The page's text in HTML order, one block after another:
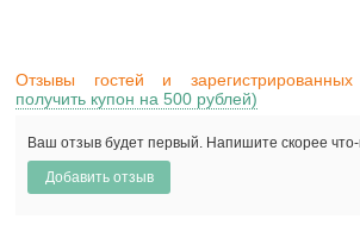
Отзывы гостей и
получить купон на 500 рублей)
Ваш отзыв будет первый. Напишите скорее